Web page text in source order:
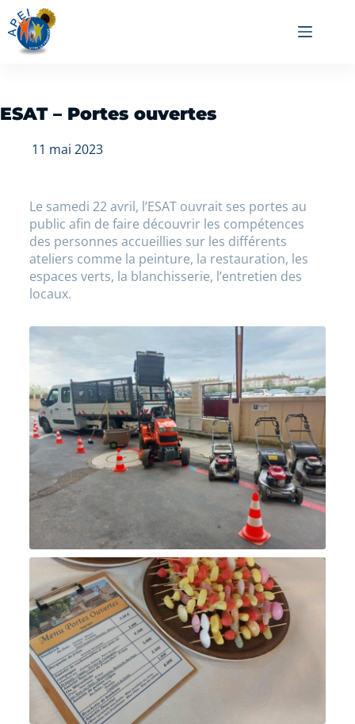
ESAT – Portes ouvertes
11 mai 2023
Le samedi 22 avril, l’ESAT ouvrait ses portes au
public afin de faire découvrir les compétences
des personnes accueillies sur les différents
ateliers comme la peinture, la restauration, les
espaces verts, la blanchisserie, l’entretien des
locaux.